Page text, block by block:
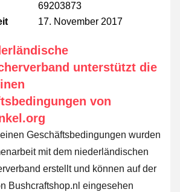
69203873
17. November 2017
unterstützt die
von
Geschäftsbedingungen wurden
mit dem niederländischen
erstellt und können auf der
Bushcraftshop.nl eingesehen